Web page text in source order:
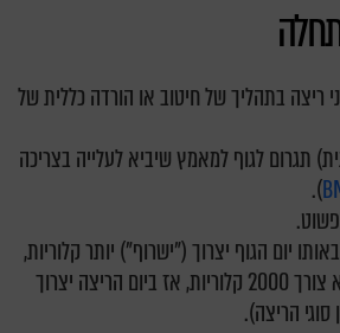
ריצה בתהליך של חיטוב או הורדה כללית של
תגרום לגוף למאמץ שיביא לעלייה בצריכה
).
יום הגוף יצרוך ("ישרוף") יותר קלוריות,
לצורך העניין ביום רגיל הוא צורך 2000 קלוריות, אז ביום הריצה יצרוך